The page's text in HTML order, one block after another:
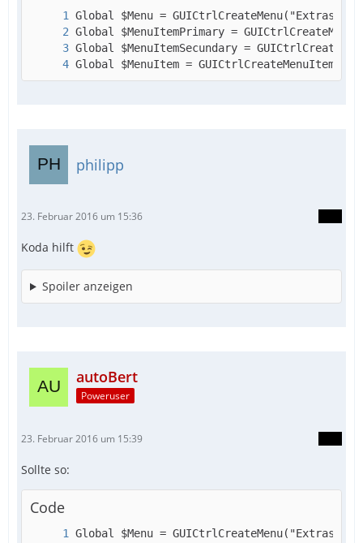
Global $MenuItem =
philipp
23. Februar 2016 um 15:36
Koda hilft
Spoiler anzeigen
autoBert
Poweruser
23. Februar 2016 um 15:39
Sollte so:
Code